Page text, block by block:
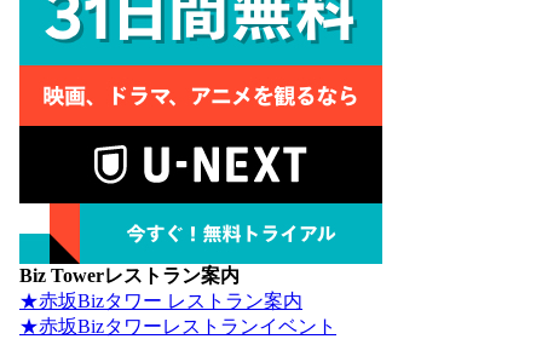
Biz Towerレストラン案内
★赤坂Bizタワー レストラン案内
★赤坂Bizタワーレストランイベント